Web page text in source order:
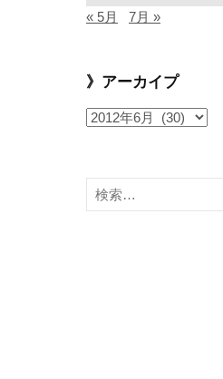
« 5月 7月 »
》アーカイプ
》
カ
イ
検
索: